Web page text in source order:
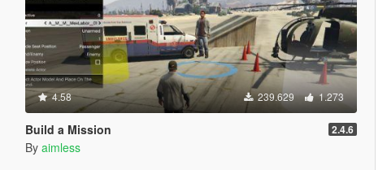
4.58 239.629 1.273
Build a Mission 2.4.6
By aimless